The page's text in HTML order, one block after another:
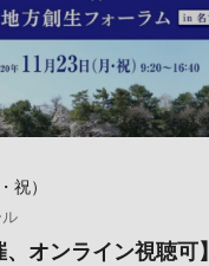
祝）
ル
、オンライン視聴可】